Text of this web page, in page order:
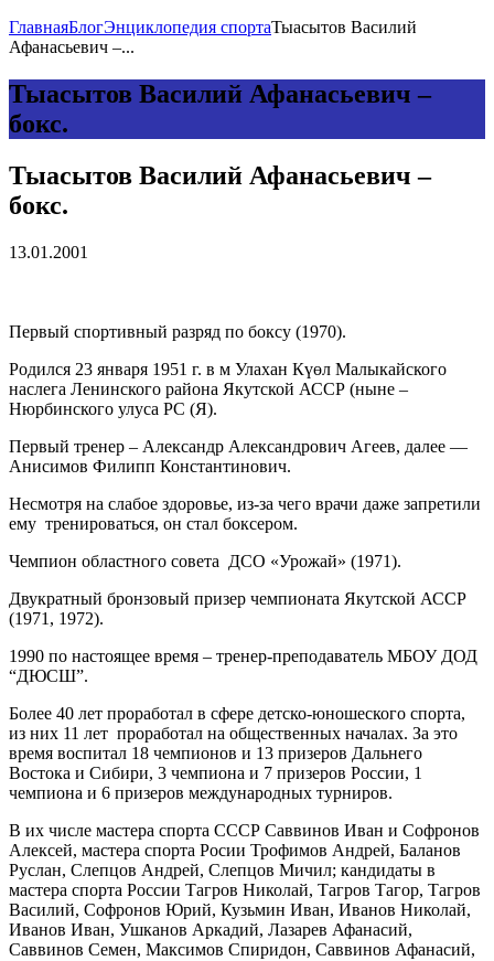
ГлавнаяБлогЭнциклопедия спортаТыасытов Василий
Афанасьевич –...
Тыасытов Василий Афанасьевич –
бокс.
Тыасытов Василий Афанасьевич –
бокс.
13.01.2001
Первый спортивный разряд по боксу (1970).
Родился 23 января 1951 г. в м Улахан Күөл Малыкайского
наслега Ленинского района Якутской АССР (ныне –
Нюрбинского улуса РС (Я).
Первый тренер – Александр Александрович Агеев, далее —
Анисимов Филипп Константинович.
Несмотря на слабое здоровье, из-за чего врачи даже запретили
ему тренироваться, он стал боксером.
Чемпион областного совета ДСО «Урожай» (1971).
Двукратный бронзовый призер чемпионата Якутской АССР
(1971, 1972).
1990 по настоящее время – тренер-преподаватель МБОУ ДОД
“ДЮСШ”.
Более 40 лет проработал в сфере детско-юношеского спорта,
из них 11 лет проработал на общественных началах. За это
время воспитал 18 чемпионов и 13 призеров Дальнего
Востока и Сибири, 3 чемпиона и 7 призеров России, 1
чемпиона и 6 призеров международных турниров.
В их числе мастера спорта СССР Саввинов Иван и Софронов
Алексей, мастера спорта Росии Трофимов Андрей, Баланов
Руслан, Слепцов Андрей, Слепцов Мичил; кандидаты в
мастера спорта России Тагров Николай, Тагров Тагор, Тагров
Василий, Софронов Юрий, Кузьмин Иван, Иванов Николай,
Иванов Иван, Ушканов Аркадий, Лазарев Афанасий,
Саввинов Семен, Максимов Спиридон, Саввинов Афанасий,